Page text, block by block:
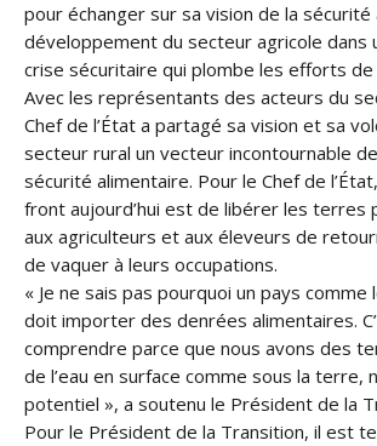
pour échanger sur sa vision de la sécurité
développement du secteur agricole dans
crise sécuritaire qui plombe les efforts
Avec les représentants des acteurs du
Chef de l’État a partagé sa vision et sa
secteur rural un vecteur incontournable
sécurité alimentaire. Pour le Chef de
front aujourd’hui est de libérer les
aux agriculteurs et aux éleveurs de
de vaquer à leurs occupations.
« Je ne sais pas pourquoi un pays comme
doit importer des denrées alimentaires.
comprendre parce que nous avons des
de l’eau en surface comme sous la terre,
potentiel », a soutenu le Président de la
Pour le Président de la Transition, il est